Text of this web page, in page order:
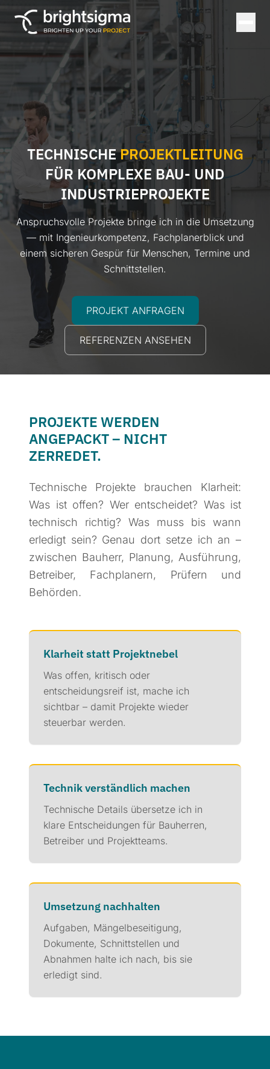
TECHNISCHEPROJEKTLEITUNG
FÜR KOMPLEXE BAU- UND
INDUSTRIEPROJEKTE
Anspruchsvolle Projekte bringe ich in die Umsetzung
— mit Ingenieurkompetenz, Fachplanerblick und
einem sicheren Gespür für Menschen, Termine und
Schnittstellen.
PROJEKT ANFRAGEN
REFERENZEN ANSEHEN
PROJEKTE WERDEN
ANGEPACKT – NICHT
ZERREDET.
Technische Projekte brauchen Klarheit:
Was ist offen? Wer entscheidet? Was ist
technisch richtig? Was muss bis wann
erledigt sein? Genau dort setze ich an –
zwischen Bauherr, Planung, Ausführung,
Betreiber, Fachplanern, Prüfern und
Behörden.
Klarheit statt Projektnebel
Was offen, kritisch oder
entscheidungsreif ist, mache ich
sichtbar – damit Projekte wieder
steuerbar werden.
Technik verständlich machen
Technische Details übersetze ich in
klare Entscheidungen für Bauherren,
Betreiber und Projektteams.
Umsetzung nachhalten
Aufgaben, Mängelbeseitigung,
Dokumente, Schnittstellen und
Abnahmen halte ich nach, bis sie
erledigt sind.